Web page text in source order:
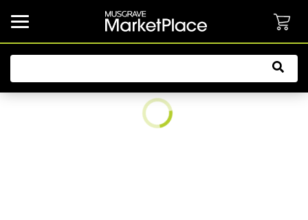
common.button.navbarCollapsed.text